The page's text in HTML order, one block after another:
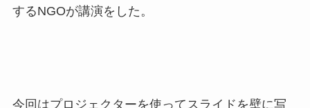
するNGOが講演をした。
今回はプロジェクターを使ってスライドを壁に写